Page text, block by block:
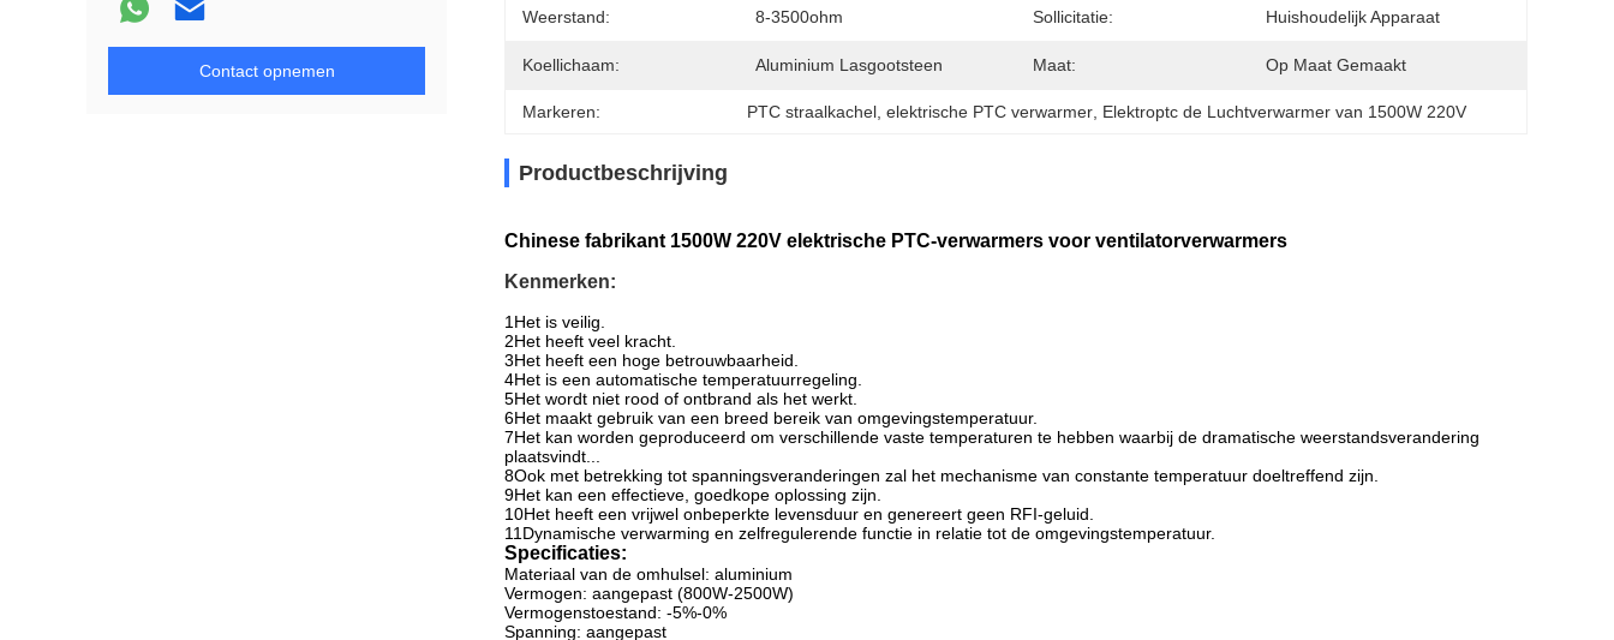
Contact opnemen
Weerstand: 8-3500ohm Sollicitatie: Huishoudelijk Apparaat
Koellichaam: Aluminium Lasgootsteen Maat: Op Maat Gemaakt
Markeren: PTC straalkachel , elektrische PTC verwarmer Elektroptc de Luchtverwarmer van 1500W 220V
Productbeschrijving
Chinese fabrikant 1500W 220V elektrische PTC-verwarmers voor ventilatorverwarmers
Kenmerken:
1Het is veilig.
2Het heeft veel kracht.
3Het heeft een hoge betrouwbaarheid.
4Het is een automatische temperatuurregeling.
5Het wordt niet rood of ontbrand als het werkt.
6Het maakt gebruik van een breed bereik van omgevingstemperatuur.
7Het kan worden geproduceerd om verschillende vaste temperaturen te hebben waarbij de dramatische weerstandsverandering
plaatsvindt...
8Ook met betrekking tot spanningsveranderingen zal het mechanisme van constante temperatuur doeltreffend zijn.
9Het kan een effectieve, goedkope oplossing zijn.
10Het heeft een vrijwel onbeperkte levensduur en genereert geen RFI-geluid.
11Dynamische verwarming en zelfregulerende functie in relatie tot de omgevingstemperatuur.
Specificaties:
Materiaal van de omhulsel: aluminium
Vermogen: aangepast (800W-2500W)
Vermogenstoestand: -5%-0%
Spanning: aangepast